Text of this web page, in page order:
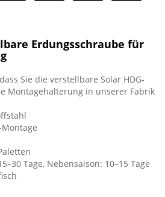
Erdungsschraube für
Sie die verstellbare Solar HDG-
Montagehalterung in unserer Fabrik
Tage, Nebensaison: 10–15 Tage